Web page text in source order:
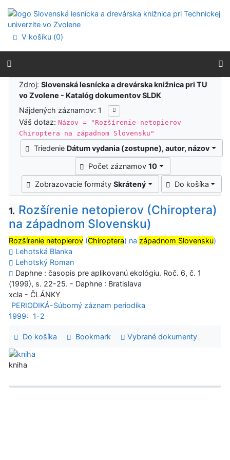
Prejsť na menu
Prehlásenie o webovej prístupnosti
V košíku (0)
Výsledky vyhľadávania
Zdroj:Slovenská lesnícka a drevárska knižnica pri TU
vo Zvolene - Katalóg dokumentov SLDK
Nájdených záznamov: 1
Váš dotaz:Názov = "Rozšírenie netopierov
Chiroptera na západnom Slovensku"
Triedenie Dátum vydania (zostupne), autor, názov
Počet záznamov10
Zobrazovacie formátySkrátený Do košíka
1. Rozšírenie netopierov (Chiroptera)
na západnom Slovensku)
Rozšírenie netopierov (Chiroptera) na západnom Slovensku)
Lehotská Blanka
Lehotský Roman
Daphne : časopis pre aplikovanú ekológiu. Roč. 6, č. 1
(1999), s. 22-25. - Daphne : Bratislava
xcla - ČLÁNKY
PERIODIKÁ-Súborný záznam periodika
1999:
1-2
Do košíka Bookmark Vybrané dokumenty
kniha